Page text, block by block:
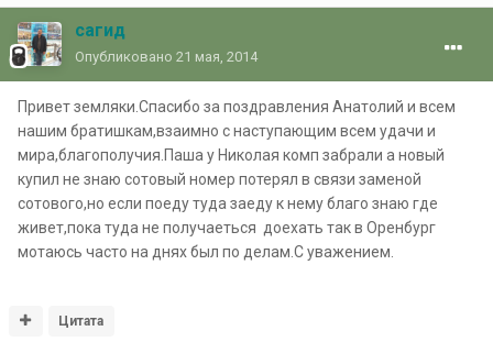
сагид
Опубликовано 21 мая, 2014
Привет земляки.Спасибо за поздравления Анатолий и всем
нашим братишкам,взаимно с наступающим всем удачи и
мира,благополучия.Паша у Николая комп забрали а новый
купил не знаю сотовый номер потерял в связи заменой
сотового,но если поеду туда заеду к нему благо знаю где
живет,пока туда не получаеться доехать так в Оренбург
мотаюсь часто на днях был по делам.С уважением.
Цитата